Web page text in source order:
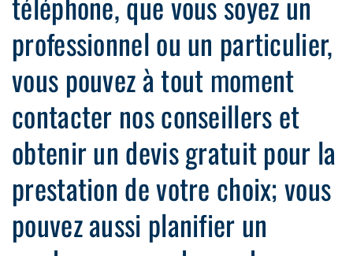
professionnel ou un particulier,
vous pouvez à tout moment
contacter nos conseillers et
obtenir un devis gratuit pour la
prestation de votre choix; vous
pouvez aussi planifier un